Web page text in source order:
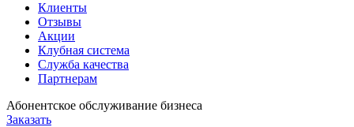
Клиенты
Отзывы
Акции
Клубная система
Служба качества
Партнерам
Абонентское обслуживание бизнеса
Заказать